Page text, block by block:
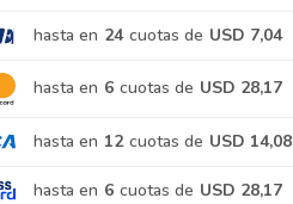
hasta en 24 cuotas de USD 7,04
hasta en 6 cuotas de USD 28,17
hasta en 12 cuotas de USD 14,08
hasta en 6 cuotas de USD 28,17